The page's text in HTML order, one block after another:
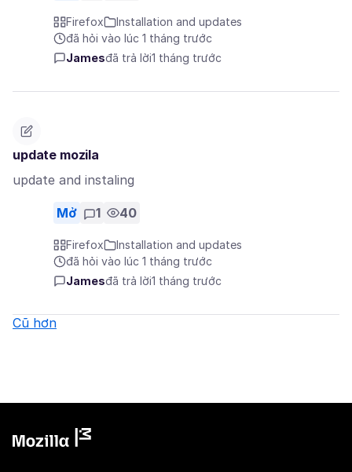
Firefox
Installation and updates
đã hỏi vào lúc 1 tháng trước
Jamesđã trả lời1 tháng trước
update mozila
update and instaling
Mở 1 40
Firefox
Installation and updates
đã hỏi vào lúc 1 tháng trước
Jamesđã trả lời1 tháng trước
Cũ hơn